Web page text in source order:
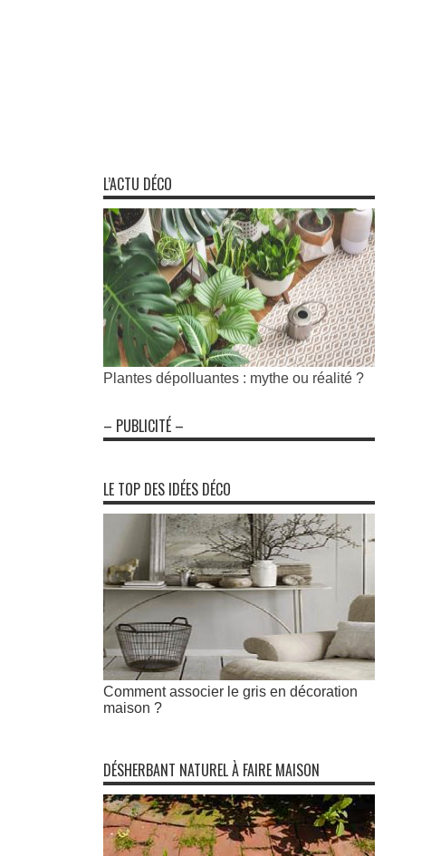
L’ACTU DÉCO
Plantes dépolluantes : mythe ou réalité ?
– PUBLICITÉ –
LE TOP DES IDÉES DÉCO
Comment associer le gris en décoration
maison ?
DÉSHERBANT NATUREL À FAIRE MAISON